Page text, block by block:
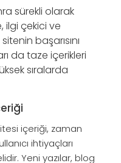
sürekli olarak
ilgi çekici ve
başarısını
da taze içerikleri
sıralarda
içeriği, zaman
ihtiyaçları
Yeni yazılar, blog